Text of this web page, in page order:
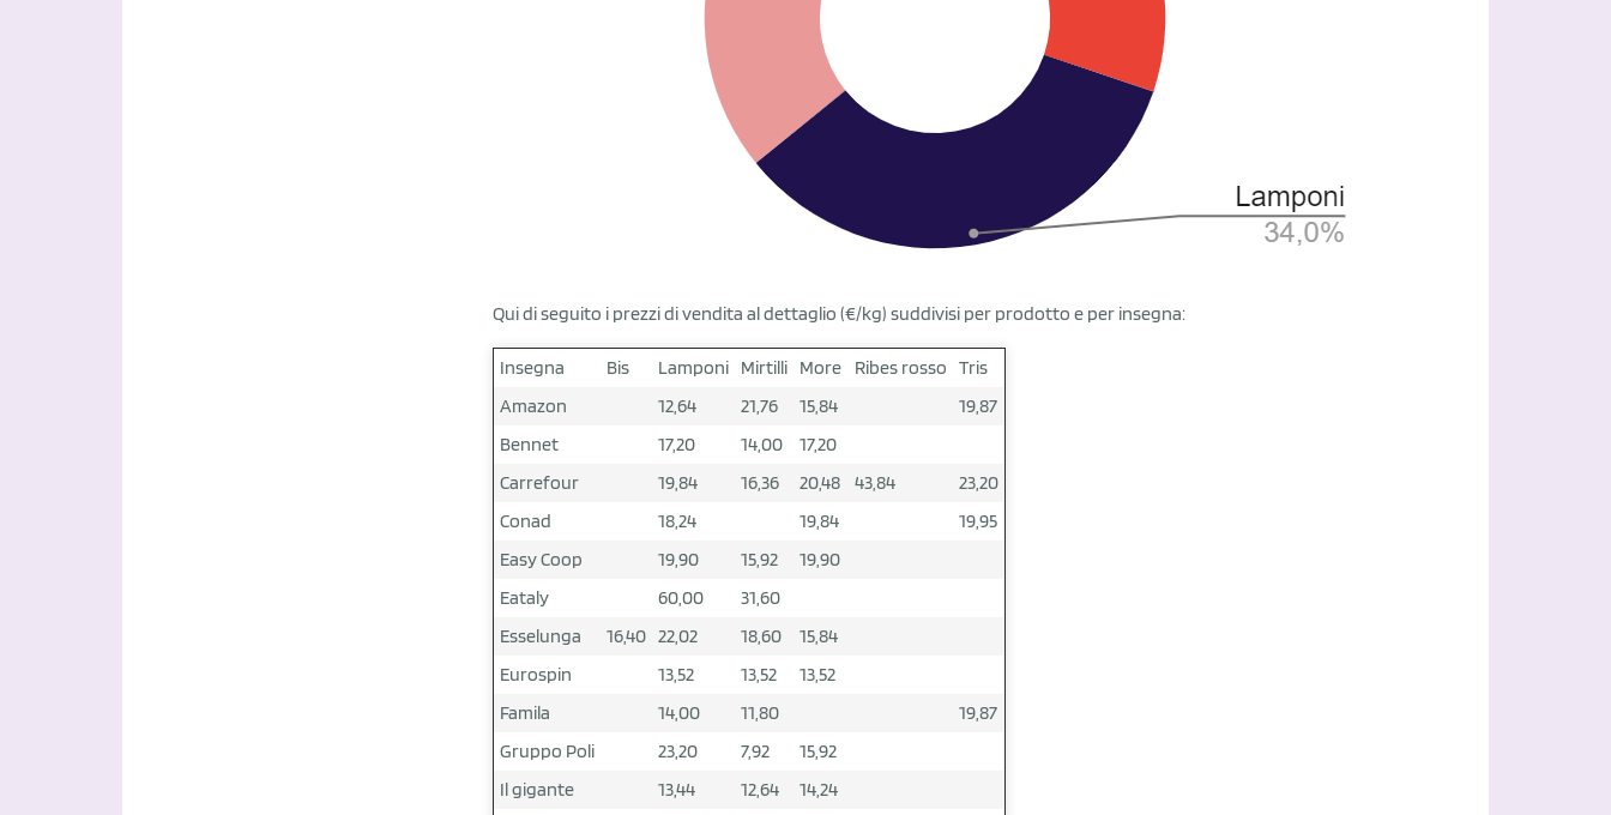
Qui di seguito i prezzi di vendita al dettaglio (€/kg) suddivisi per prodotto e per insegna:
Insegna Bis Lamponi Mirtilli More Ribes rosso Tris
Amazon
12,64 21,76 15,84
19,87
Bennet
17,20 14,00
17,20
Carrefour
19,84 16,36 20,48 43,84
23,20
Conad
18,24 19,84
19,95
Easy Coop
19,90 15,92
19,90
Eataly
60,00
31,60
Esselunga
16,40 22,02 18,60
15,84
Eurospin
13,52 13,52
13,52
Famila
14,00 11,80
19,87
Gruppo Poli
23,20 7,92
15,92
Il gigante
13,44 12,64
14,24